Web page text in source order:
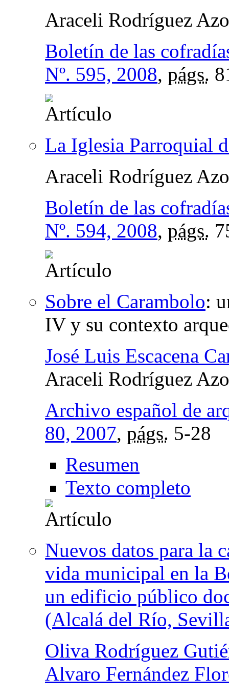
Araceli Rodríguez
Boletín de las
Nº. 595, 2008, págs.
La Iglesia Parroquial
Araceli Rodríguez
Boletín de las
Nº. 594, 2008, págs.
Sobre el Carambolo:
IV y su contexto
José Luis Escacena
Araceli Rodríguez
Archivo español de
80, 2007, págs. 5-28
Resumen
Texto completo
Nuevos datos para la
vida municipal en la
un edificio público
(Alcalá del Río,
Oliva Rodríguez
Alvaro Fernández